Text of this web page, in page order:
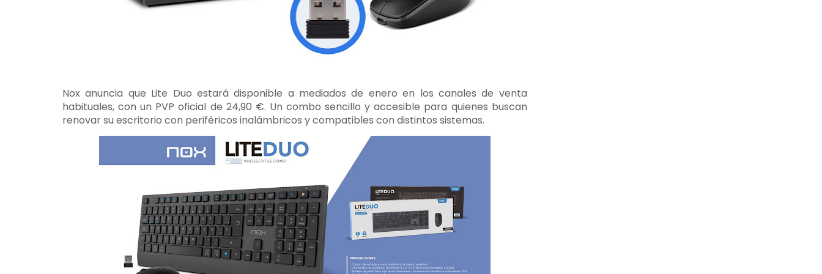
Nox anuncia que Lite Duo estará disponible a mediados de enero en los canales de venta
habituales, con un PVP oficial de 24,90 €. Un combo sencillo y accesible para quienes buscan
renovar su escritorio con periféricos inalámbricos y compatibles con distintos sistemas.